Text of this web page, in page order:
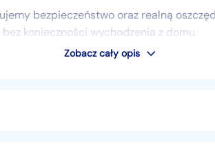
bezpieczeństwo oraz realną
konieczności wychodzenia z domu.
od ręki w jednym miejscu.
Zobacz cały opis